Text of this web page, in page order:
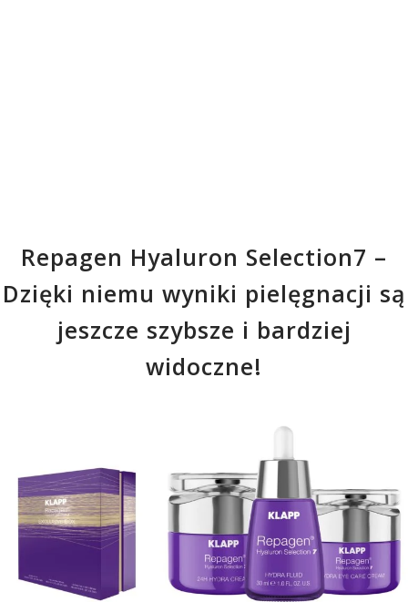
Repagen Hyaluron Selection7 –
Dzięki niemu wyniki pielęgnacji są
jeszcze szybsze i bardziej
widoczne!